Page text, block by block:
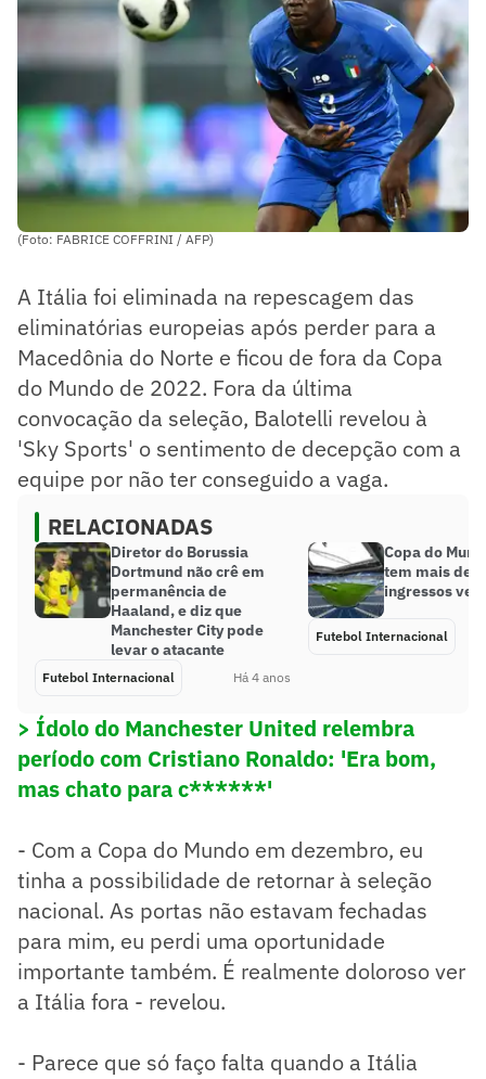
(Foto: FABRICE COFFRINI / AFP)
A Itália foi eliminada na repescagem das
eliminatórias europeias após perder para a
Macedônia do Norte e ficou de fora da Copa
do Mundo de 2022. Fora da última
convocação da seleção, Balotelli revelou à
'Sky Sports' o sentimento de decepção com a
equipe por não ter conseguido a vaga.
RELACIONADAS
Diretor do Borussia
Dortmund não crê em
permanência de
Haaland, e diz que
Manchester City pode
levar o atacante
Futebol Internacional Há 4 anos
Copa do
tem mais de
ingressos
Futebol Internacional
> Ídolo do Manchester United relembra
período com Cristiano Ronaldo: 'Era bom,
mas chato para c******'
- Com a Copa do Mundo em dezembro, eu
tinha a possibilidade de retornar à seleção
nacional. As portas não estavam fechadas
para mim, eu perdi uma oportunidade
importante também. É realmente doloroso ver
a Itália fora - revelou.
- Parece que só faço falta quando a Itália